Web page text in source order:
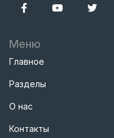
Меню
Главное
Разделы
О нас
Контакты